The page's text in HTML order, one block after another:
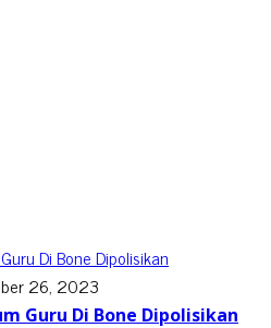
26, 2023
Guru Di Bone Dipolisikan